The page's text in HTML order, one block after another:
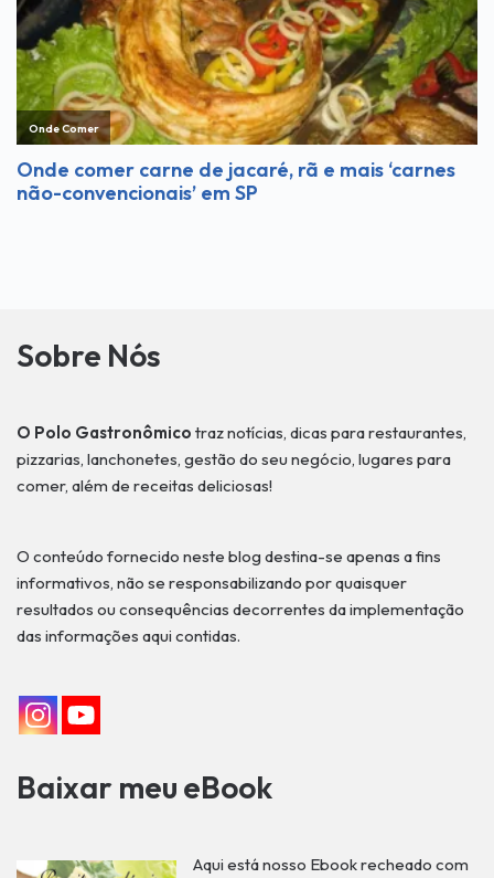
Sobre Nós
O Polo Gastronômico traz notícias, dicas para restaurantes,
pizzarias, lanchonetes, gestão do seu negócio, lugares para
comer, além de receitas deliciosas!
O conteúdo fornecido neste blog destina-se apenas a fins
informativos, não se responsabilizando por quaisquer
resultados ou consequências decorrentes da implementação
das informações aqui contidas.
Baixar meu eBook
Aqui está nosso Ebook recheado com